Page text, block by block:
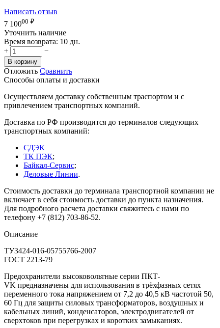
Написать отзыв
7 10000 ₽
Уточнить наличие
Время возврата: 10 дн.
+
−
В корзину
Отложить Сравнить
Способы оплаты и доставки
Осуществляем доставку собственным траспортом и с
привлечением транспортных компаний.
Доставка по РФ производится до терминалов следующих
транспортных компаний:
СДЭК
ТК ПЭК;
Байкал-Сервис;
Деловые Линии.
Стоимость доставки до терминала транспортной компании не
включает в себя стоимость доставки до пункта назначения.
Для подробного расчета доставки свяжитесь с нами по
телефону +7 (812) 703-86-52.
Описание
ТУ3424-016-05755766-2007
ГОСТ 2213-79
Предохранители высоковольтные серии ПКТ-
VK предназначены для использования в трёхфазных сетях
переменного тока напряжением от 7,2 до 40,5 кВ частотой 50,
60 Гц для защиты силовых трансформаторов, воздушных и
кабельных линий, конденсаторов, электродвигателей от
сверхтоков при перегрузках и коротких замыканиях.